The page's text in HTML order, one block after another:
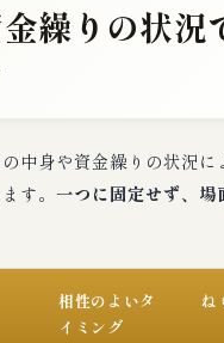
繰りの状況
中身や資金繰りの状況に
す。 一つに固定せず、場
相性のよいタ
イミング
ね